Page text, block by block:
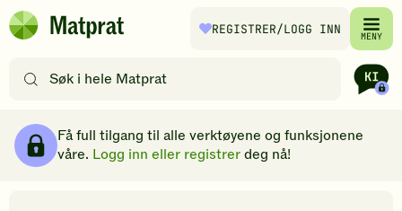
Hopp til hovedinnhold
Matprat
REGISTRER/LOGG INN MENY
etter
filtre
Få full tilgang til alle verktøyene og funksjonene
våre. Logg inn eller registrerdeg nå!